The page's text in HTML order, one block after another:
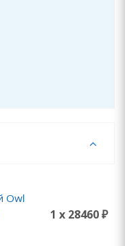
Owl
1 x 28460 ₽